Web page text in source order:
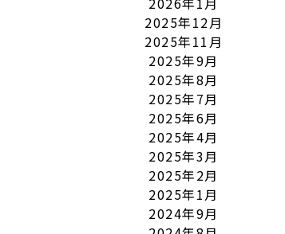
2025年12月
2025年11月
2025年9月
2025年8月
2025年7月
2025年6月
2025年4月
2025年3月
2025年2月
2025年1月
2024年9月